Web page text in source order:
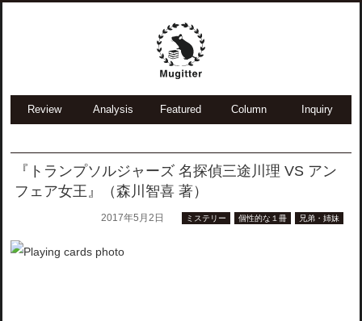
Review Analysis Featured Column Inquiry
『トランプソルジャーズ 名探偵三途川理 VS アン
フェア女王』（森川智喜 著）
2017年5月2日 ミステリー 個性的な１冊 兄弟・姉妹